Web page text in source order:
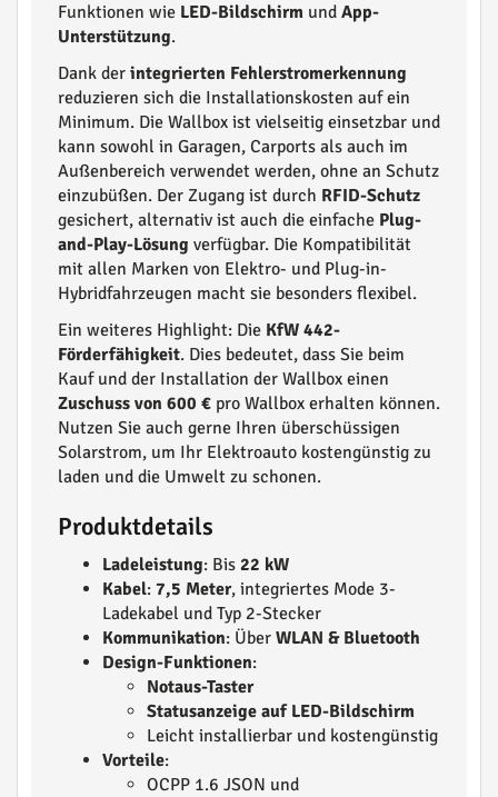
Funktionen wie LED-Bildschirm und App-
Unterstützung.
Dank der integrierten Fehlerstromerkennung
reduzieren sich die Installationskosten auf ein
Minimum. Die Wallbox ist vielseitig einsetzbar und
kann sowohl in Garagen, Carports als auch im
Außenbereich verwendet werden, ohne an Schutz
einzubüßen. Der Zugang ist durch RFID-Schutz
gesichert, alternativ ist auch die einfache Plug-
and-Play-Lösung verfügbar. Die Kompatibilität
mit allen Marken von Elektro- und Plug-in-
Hybridfahrzeugen macht sie besonders flexibel.
Ein weiteres Highlight: Die KfW 442-
Förderfähigkeit. Dies bedeutet, dass Sie beim
Kauf und der Installation der Wallbox einen
Zuschuss von 600 € pro Wallbox erhalten können.
Nutzen Sie auch gerne Ihren überschüssigen
Solarstrom, um Ihr Elektroauto kostengünstig zu
laden und die Umwelt zu schonen.
Produktdetails
Ladeleistung: Bis 22 kW
Kabel: 7,5 Meter, integriertes Mode 3-
Ladekabel und Typ 2-Stecker
Kommunikation: Über WLAN & Bluetooth
Design-Funktionen:
Notaus-Taster
Statusanzeige auf LED-Bildschirm
Leicht installierbar und kostengünstig
Vorteile:
OCPP 1.6 JSON und